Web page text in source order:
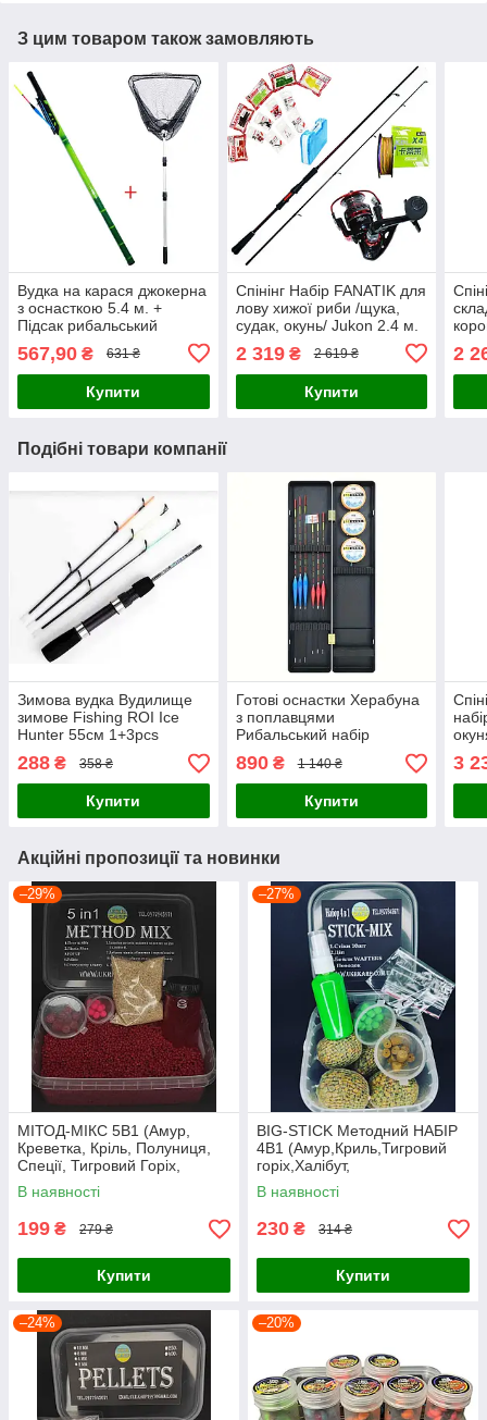
З цим товаром також замовляють
Вудка на карася джокерна
з оснасткою 5.4 м. +
Підсак рибальський
567,90 ₴ 631 ₴
Купити
Спінінг Набір FANATIK для
лову хижої риби /щука,
судак, окунь/ Jukon 2.4 м.
2 319₴ 2 619 ₴
Купити
2
Подібні товари компанії
Зимова вудка Вудилище
зимове Fishing ROI Ice
Hunter 55см 1+3pcs
288 ₴ 358 ₴
Купити
Готові оснастки Херабуна
з поплавцями
Рибальський набір
Herabuna fishing 15 в 1
890₴ 1 140 ₴
Купити
в 1
3
Акційні пропозиції та новинки
–29%
МІТОД-МІКС 5В1 (Амур,
Креветка, Кріль, Полуниця,
Спеції, Тигровий Горіх,
Халібут)
В наявності
199 ₴ 279 ₴
Купити
–27%
BIG-STICK Методний НАБІР
4В1 (Амур,Криль,Тигровий
горіх,Халібут,
полуниця,горох,кукурудза,туті
-фруті)
В наявності
230 ₴ 314 ₴
Купити
–24% –20%